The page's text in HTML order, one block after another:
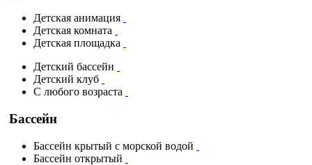
Детская анимация
Детская комната
Детская площадка
Детский бассейн
Детский клуб
С любого возраста
Бассейн
Бассейн крытый с морской водой
Бассейн открытый